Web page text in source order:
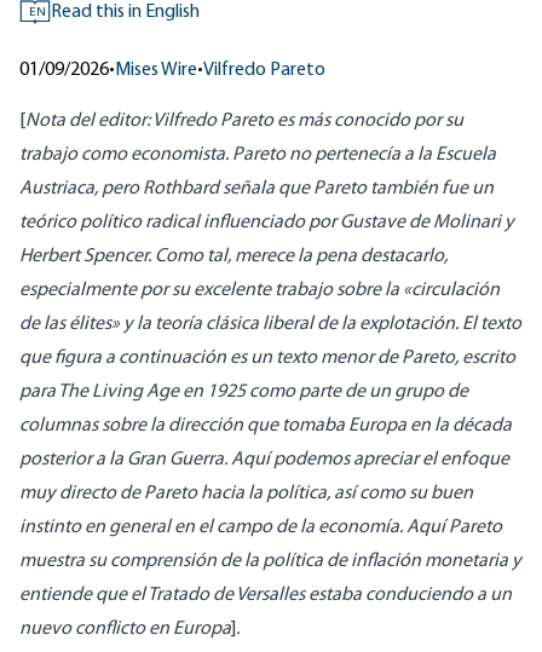
EN Read this in English
01/09/2026• Mises Wire•Vilfredo Pareto
Nota del editor: Vilfredo Pareto es más conocido por su
trabajo como economista. Pareto no pertenecía a la Escuela
Austriaca, pero Rothbard señala que Pareto también fue un
teórico político radical influenciado por Gustave de Molinari y
Herbert Spencer. Como tal, merece la pena destacarlo,
especialmente por su excelente trabajo sobre la «circulación
de las élites» y la teoría clásica liberal de la explotación. El texto
que figura a continuación es un texto menor de Pareto, escrito
para The Living Age en 1925 como parte de un grupo de
columnas sobre la dirección que tomaba Europa en la década
posterior a la Gran Guerra. Aquí podemos apreciar el enfoque
muy directo de Pareto hacia la política, así como su buen
instinto en general en el campo de la economía. Aquí Pareto
muestra su comprensión de la política de inflación monetaria y
entiende que el Tratado de Versalles estaba conduciendo a un
nuevo conflicto en Europa .